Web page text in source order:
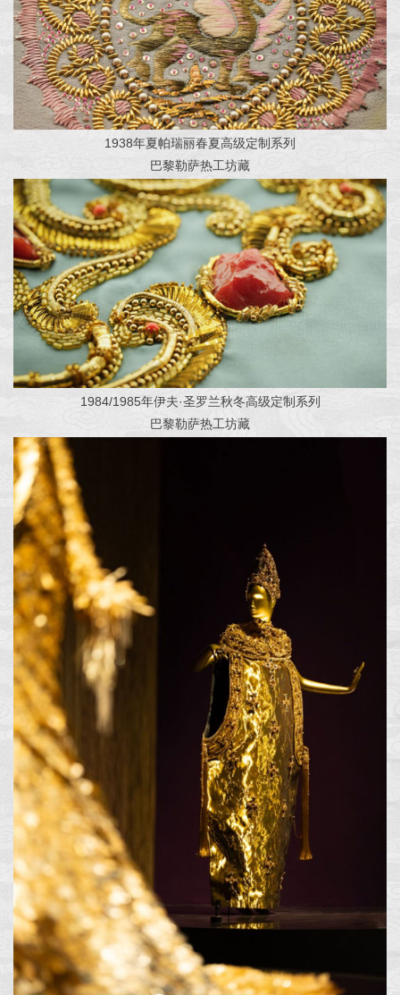
1938年夏帕瑞丽春夏高级定制系列
巴黎勒萨热工坊藏
1984/1985年伊夫·圣罗兰秋冬高级定制系列
巴黎勒萨热工坊藏